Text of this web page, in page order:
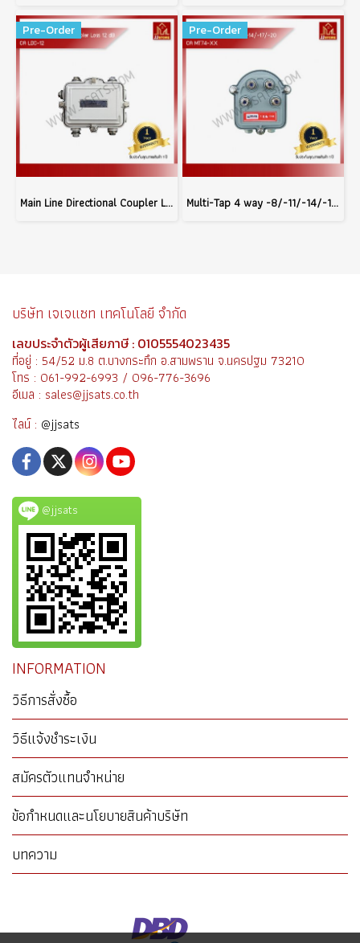
Pre-Order
Main Line Directional Coupler Loss 12 dB บรรจุ 50 ตัว
Pre-Order
Multi-Tap 4 way -8/-11/-14/-17/-20 บรรจุ 50 ตัว
บริษัท เจเจแซท เทคโนโลยี จำกัด
เลขประจำตัวผู้เสียภาษี : 0105554023435
ที่อยู่ : 54/52 ม.8 ต.บางกระทึก อ.สามพราน จ.นครปฐม 73210
โทร : 061-992-6993 / 096-776-3696
อีเมล : sales@jjsats.co.th
ไลน์ : @jjsats
@jjsats
INFORMATION
วิธีการสั่งซื้อ
วิธีแจ้งชำระเงิน
สมัครตัวแทนจำหน่าย
ข้อกำหนดและนโยบายสินค้าบริษัท
บทความ